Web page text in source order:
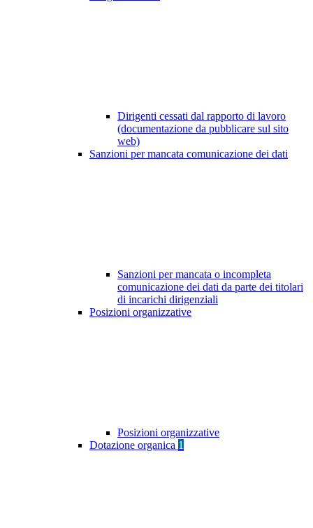
Dirigenti cessati dal rapporto di lavoro
(documentazione da pubblicare sul sito
web)
Sanzioni per mancata comunicazione dei dati
Sanzioni per mancata o incompleta
comunicazione dei dati da parte dei titolari
di incarichi dirigenziali
Posizioni organizzative
Posizioni organizzative
Dotazione organica 1